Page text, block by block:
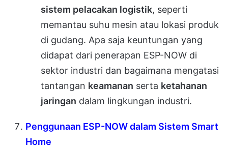
sistem pelacakan logistik, seperti
memantau suhu mesin atau lokasi produk
di gudang. Apa saja keuntungan yang
didapat dari penerapan ESP-NOW di
sektor industri dan bagaimana mengatasi
tantangan keamanan serta ketahanan
jaringan dalam lingkungan industri.
Penggunaan ESP-NOW dalam Sistem Smart
Home